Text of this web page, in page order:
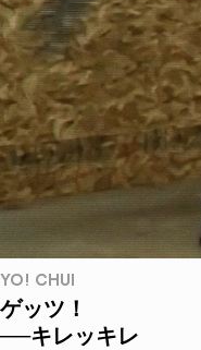
YO! CHUI
ゲッツ！
──キレッキレ